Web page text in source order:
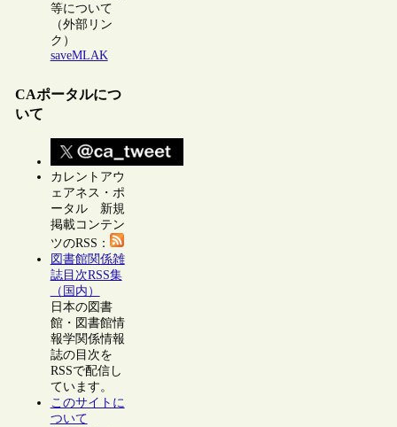
等について
（外部リン
ク）
saveMLAK
CAポータルにつ
いて
カレントアウ
ェアネス・ポ
ータル 新規
掲載コンテン
ツのRSS：
図書館関係雑
誌目次RSS集
（国内）
日本の図書
館・図書館情
報学関係情報
誌の目次を
RSSで配信し
ています。
このサイトに
ついて